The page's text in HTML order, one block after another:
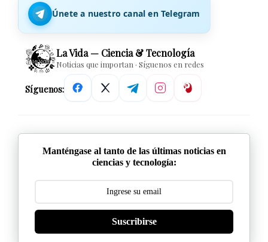
Únete a nuestro canal en Telegram
La Vida — Ciencia & Tecnología
Noticias que importan · Síguenos en redes
Síguenos:
Manténgase al tanto de las últimas noticias en
ciencias y tecnología:
Suscribirse